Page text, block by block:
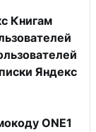
Книгам
Яндекс
ONE1